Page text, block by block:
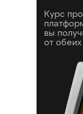
Курс
вы
от